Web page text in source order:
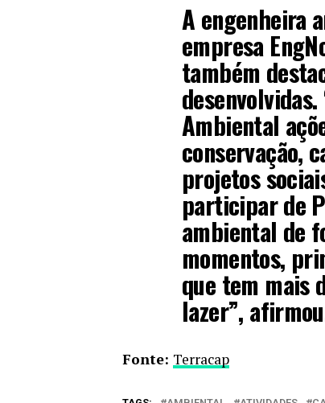
A engenheira
empresa
também
Ambiental
conservação,
projetos
participar de
ambiental de
momentos,
que tem mais
lazer”,
Fonte: Terracap